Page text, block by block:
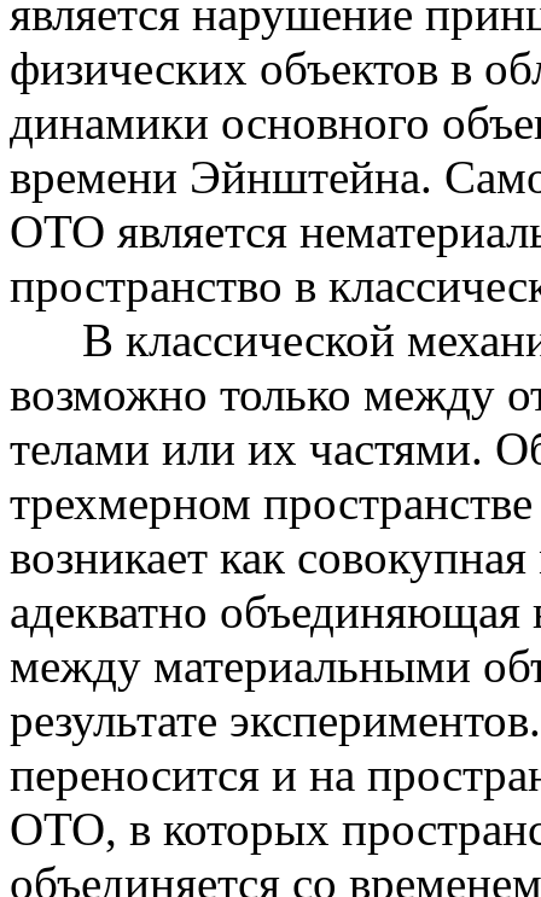
является нарушение
физических объектов в
динамики основного
времени Эйнштейна.
ОТО является
пространство в
В классической
возможно только между
телами или их частями.
трехмерном
возникает как
адекватно объединяющая
между материальными
результате
переносится и на
ОТО, в которых
объединяется со